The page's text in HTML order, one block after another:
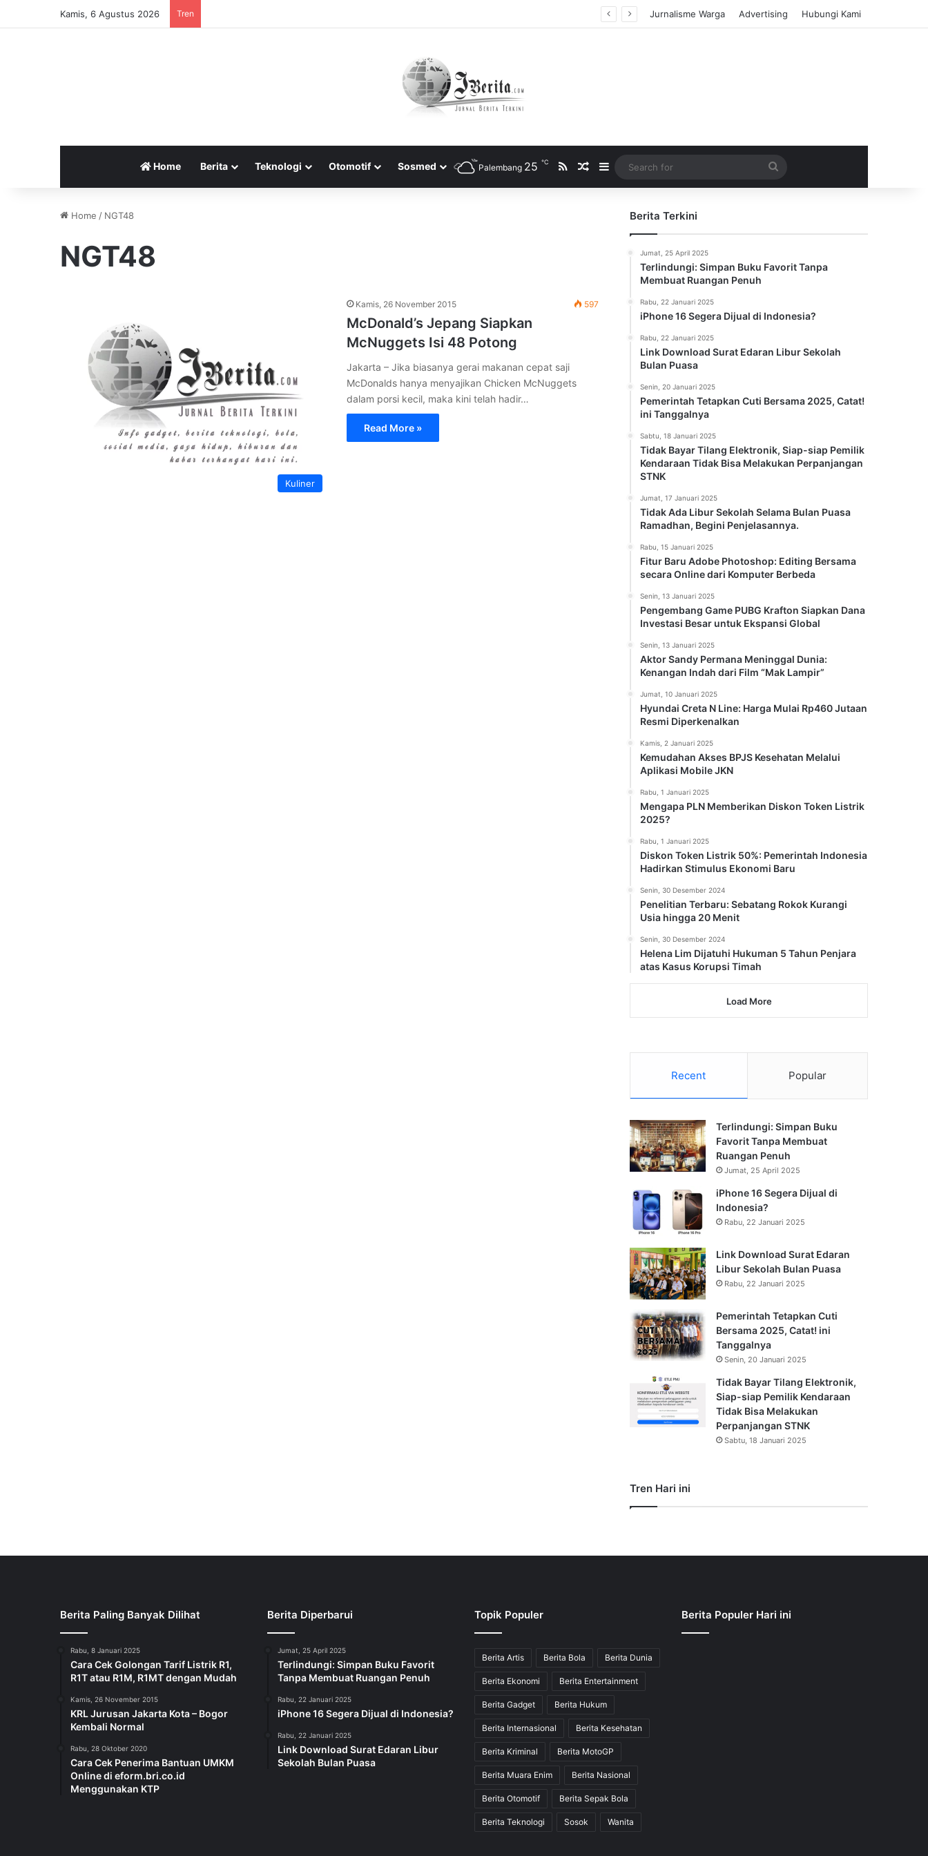
Kamis, 6 Agustus 2026 Tren Jurnalisme Warga Advertising Hubungi Kami
Home Berita Teknologi Otomotif Sosmed Palembang 25 ℃ RSSRandom Article
Sidebar
for
Home / NGT48
NGT48
Kuliner
Kamis, 26 November 2015 597
McDonald’s Jepang Siapkan
McNuggets Isi 48 Potong
Jakarta – Jika biasanya gerai makanan cepat saji
McDonalds hanya menyajikan Chicken McNuggets
dalam porsi kecil, maka kini telah hadir…
Read More »
Berita Terkini
Jumat, 25 April 2025
Terlindungi: Simpan Buku Favorit Tanpa
Membuat Ruangan Penuh
Rabu, 22 Januari 2025
iPhone 16 Segera Dijual di Indonesia?
Rabu, 22 Januari 2025
Link Download Surat Edaran Libur Sekolah
Bulan Puasa
Senin, 20 Januari 2025
Pemerintah Tetapkan Cuti Bersama 2025, Catat!
ini Tanggalnya
Sabtu, 18 Januari 2025
Tidak Bayar Tilang Elektronik, Siap-siap Pemilik
Kendaraan Tidak Bisa Melakukan Perpanjangan
STNK
Jumat, 17 Januari 2025
Tidak Ada Libur Sekolah Selama Bulan Puasa
Ramadhan, Begini Penjelasannya.
Rabu, 15 Januari 2025
Fitur Baru Adobe Photoshop: Editing Bersama
secara Online dari Komputer Berbeda
Senin, 13 Januari 2025
Pengembang Game PUBG Krafton Siapkan Dana
Investasi Besar untuk Ekspansi Global
Senin, 13 Januari 2025
Aktor Sandy Permana Meninggal Dunia:
Kenangan Indah dari Film “Mak Lampir”
Jumat, 10 Januari 2025
Hyundai Creta N Line: Harga Mulai Rp460 Jutaan
Resmi Diperkenalkan
Kamis, 2 Januari 2025
Kemudahan Akses BPJS Kesehatan Melalui
Aplikasi Mobile JKN
Rabu, 1 Januari 2025
Mengapa PLN Memberikan Diskon Token Listrik
2025?
Rabu, 1 Januari 2025
Diskon Token Listrik 50%: Pemerintah Indonesia
Hadirkan Stimulus Ekonomi Baru
Senin, 30 Desember 2024
Penelitian Terbaru: Sebatang Rokok Kurangi
Usia hingga 20 Menit
Senin, 30 Desember 2024
Helena Lim Dijatuhi Hukuman 5 Tahun Penjara
atas Kasus Korupsi Timah
Load More
Recent Popular
Terlindungi: Simpan Buku
Favorit Tanpa Membuat
Ruangan Penuh
Jumat, 25 April 2025
iPhone 16 Segera Dijual di
Indonesia?
Rabu, 22 Januari 2025
Link Download Surat Edaran
Libur Sekolah Bulan Puasa
Rabu, 22 Januari 2025
Pemerintah Tetapkan Cuti
Bersama 2025, Catat! ini
Tanggalnya
Senin, 20 Januari 2025
Tidak Bayar Tilang Elektronik,
Siap-siap Pemilik Kendaraan
Tidak Bisa Melakukan
Perpanjangan STNK
Sabtu, 18 Januari 2025
Tren Hari ini
Berita Paling Banyak Dilihat
Rabu, 8 Januari 2025
Cara Cek Golongan Tarif Listrik R1,
R1T atau R1M, R1MT dengan Mudah
Kamis, 26 November 2015
KRL Jurusan Jakarta Kota – Bogor
Kembali Normal
Rabu, 28 Oktober 2020
Cara Cek Penerima Bantuan UMKM
Online di eform.bri.co.id
Menggunakan KTP
Berita Diperbarui
Jumat, 25 April 2025
Terlindungi: Simpan Buku Favorit
Tanpa Membuat Ruangan Penuh
Rabu, 22 Januari 2025
iPhone 16 Segera Dijual di Indonesia?
Rabu, 22 Januari 2025
Link Download Surat Edaran Libur
Sekolah Bulan Puasa
Topik Populer
Berita Artis Berita Bola Berita Dunia
Berita Ekonomi Berita Entertainment
Berita Gadget Berita Hukum
Berita Internasional Berita Kesehatan
Berita Kriminal Berita MotoGP
Berita Muara Enim Berita Nasional
Berita Otomotif Berita Sepak Bola
Berita Teknologi Sosok Wanita
Berita Populer Hari ini